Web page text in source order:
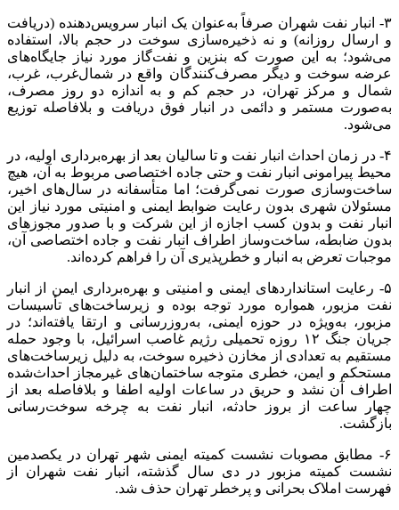
۳- انبار نفت شهران صرفاً به‌عنوان یک انبار سرویس‌دهنده (دریافت
و ارسال روزانه) و نه ذخیره‌سازی سوخت در حجم بالا، استفاده
می‌شود؛ به این صورت که بنزین و نفت‌گاز مورد نیاز جایگاه‌های
عرضه سوخت و دیگر مصرف‌کنندگان واقع در شمال‌غرب، غرب،
شمال و مرکز تهران، در حجم کم و به اندازه دو روز مصرف،
به‌صورت مستمر و دائمی در انبار فوق دریافت و بلافاصله توزیع
می‌شود.
۴- در زمان احداث انبار نفت و تا سالیان بعد از بهره‌برداری اولیه، در
محیط پیرامونی انبار نفت و حتی جاده اختصاصی مربوط به آن، هیچ
ساخت‌وسازی صورت نمی‌گرفت؛ اما متأسفانه در سال‌های اخیر،
مسئولان شهری بدون رعایت ضوابط ایمنی و امنیتی مورد نیاز این
انبار نفت و بدون کسب اجازه از این شرکت و با صدور مجوز‌های
بدون ضابطه، ساخت‌وساز اطراف انبار نفت و جاده اختصاصی آن،
موجبات تعرض به انبار و خطرپذیری آن را فراهم کرده‌اند.
۵- رعایت استاندارد‌های ایمنی و امنیتی و بهره‌برداری ایمن از انبار
نفت مزبور، همواره مورد توجه بوده و زیرساخت‌های تأسیسات
مزبور، به‌ویژه در حوزه ایمنی، به‌روز‌رسانی و ارتقا یافته‌اند؛ در
جریان جنگ ۱۲ روزه تحمیلی رژیم غاصب اسرائیل، با وجود حمله
مستقیم به تعدادی از مخازن ذخیره سوخت، به دلیل زیرساخت‌های
مستحکم و ایمن، خطری متوجه ساختمان‌های غیرمجاز احداث‌شده
اطراف آن نشد و حریق در ساعات اولیه اطفا و بلافاصله بعد از
چهار ساعت از بروز حادثه، انبار نفت به چرخه سوخت‌رسانی
بازگشت.
۶- مطابق مصوبات نشست کمیته ایمنی شهر تهران در یکصدمین
نشست کمیته مزبور در دی سال گذشته، انبار نفت شهران از
فهرست املاک بحرانی و پرخطر تهران حذف شد.